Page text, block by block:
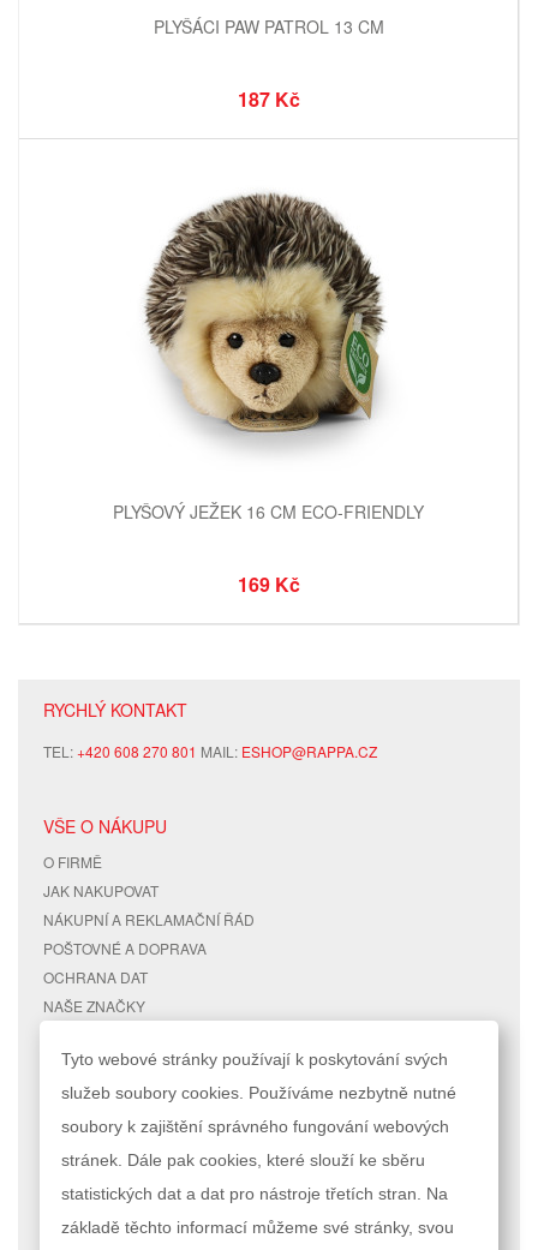
PLYŠÁCI PAW PATROL 13 CM
187 Kč
PLYŠOVÝ JEŽEK 16 CM ECO-FRIENDLY
169 Kč
RYCHLÝ KONTAKT
TEL:+420 608 270 801 MAIL: ESHOP@RAPPA.CZ
VŠE O NÁKUPU
O FIRMĚ
JAK NAKUPOVAT
NÁKUPNÍ A REKLAMAČNÍ ŘÁD
POŠTOVNÉ A DOPRAVA
OCHRANA DAT
NAŠE ZNAČKY
RYCHLÉ ODKAZY
MAPA STRÁNEK
VYHLEDÁVANÉ TERMÍNY
POKROČILÉ VYHLEDÁVÁNÍ
ÚČET
MŮJ ÚČET
STAV OBJEDNÁVKY
Tyto webové stránky používají k poskytování svých
služeb soubory cookies. Používáme nezbytně nutné
soubory k zajištění správného fungování webových
stránek. Dále pak cookies, které slouží ke sběru
statistických dat a dat pro nástroje třetích stran. Na
základě těchto informací můžeme své stránky, svou